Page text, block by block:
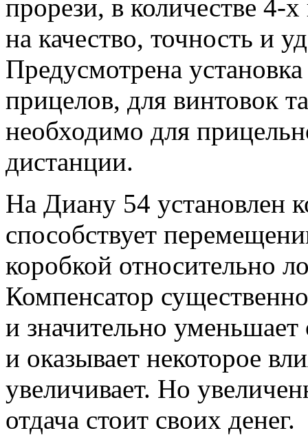
прорези, в количестве 4-
на качество, точность и
Предусмотрена
прицелов, для винтовок
необходимо для
дистанции.
На Диану 54 установлен
способствует
коробкой относительно
Компенсатор
и значительно уменьшает
и оказывает некоторое
увеличивает. Но
отдача стоит своих денег.